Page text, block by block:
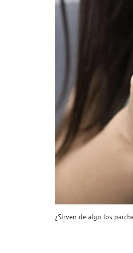
¿Sirven de algo los